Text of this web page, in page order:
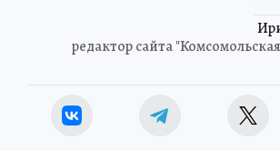
редактор сайта